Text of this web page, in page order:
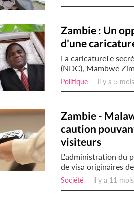
Zambie : Un
d'une
La caricatureLe
(NDC), Mambwe
Politique il y a 5
Zambie -
caution
visiteurs
L'administration du
de visa originaires
Société il y a 11